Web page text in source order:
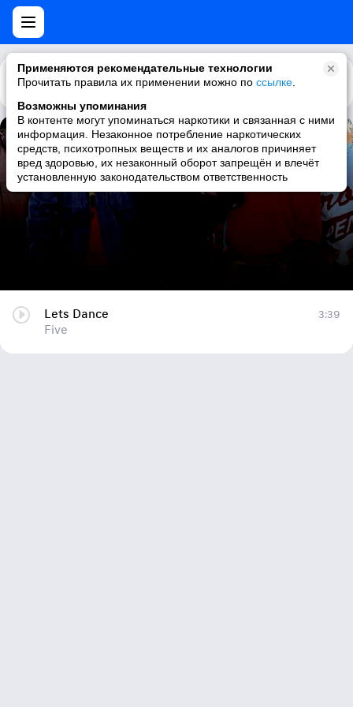
Применяются рекомендательные технологии
Прочитать правила их применении можно по ссылке
Возможны упоминания
В контенте могут упоминаться наркотики и связанная с ними
информация. Незаконное потребление наркотических
средств, психотропных веществ и их аналогов причиняет
вред здоровью, их незаконный оборот запрещён и влечёт
установленную законодательством ответственность
Каталог Рекомендации
Lets Dance
Five
Lets Dance
Five
3:39